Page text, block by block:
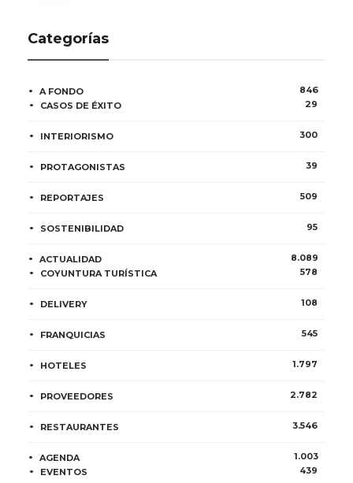
Categorías
A FONDO
846
CASOS DE ÉXITO
29
INTERIORISMO 300
PROTAGONISTAS 39
REPORTAJES 509
SOSTENIBILIDAD 95
ACTUALIDAD
8.089
COYUNTURA TURÍSTICA
578
DELIVERY 108
FRANQUICIAS 545
HOTELES 1.797
PROVEEDORES 2.782
RESTAURANTES 3.546
AGENDA
1.003
EVENTOS
439